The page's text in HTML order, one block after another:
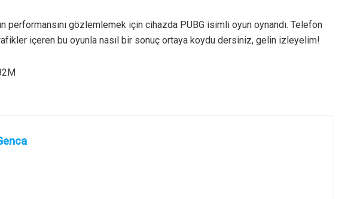
performansını gözlemlemek için cihazda PUBG isimli oyun oynandı. Telefon
içeren bu oyunla nasıl bir sonuç ortaya koydu dersiniz, gelin izleyelim!